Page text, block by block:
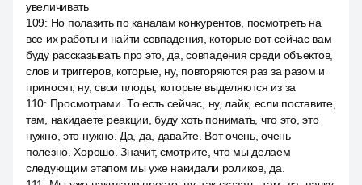
увеличивать
109: Но полазить по каналам конкурентов, посмотреть на
все их работы и найти совпадения, которые вот сейчас вам
буду рассказывать про это, да, совпадения среди объектов,
слов и триггеров, которые, ну, повторяются раз за разом и
приносят, ну, свои плоды, которые выделяются из за
110: Просмотрами. То есть сейчас, ну, лайк, если поставите,
там, накидаете реакции, буду хоть понимать, что это, это
нужно, это нужно. Да, да, давайте. Вот очень, очень
полезно. Хорошо. Значит, смотрите, что мы делаем
следующим этапом мы уже накидали роликов, да.